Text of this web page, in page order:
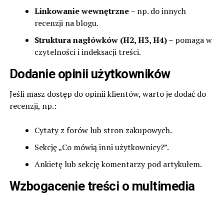
Linkowanie wewnętrzne– np. do innych
recenzji na blogu.
Struktura nagłówków (H2, H3, H4)– pomaga w
czytelności i indeksacji treści.
Dodanie opinii użytkowników
Jeśli masz dostęp do opinii klientów, warto je dodać do
recenzji, np.:
Cytaty z forów lub stron zakupowych.
Sekcję „Co mówią inni użytkownicy?”.
Ankietę lub sekcję komentarzy pod artykułem.
Wzbogacenie treści o multimedia